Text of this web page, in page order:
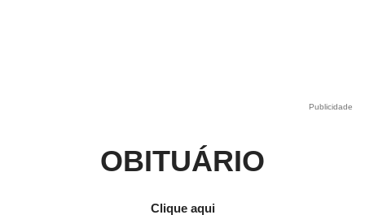
Publicidade
OBITUÁRIO
Clique aqui